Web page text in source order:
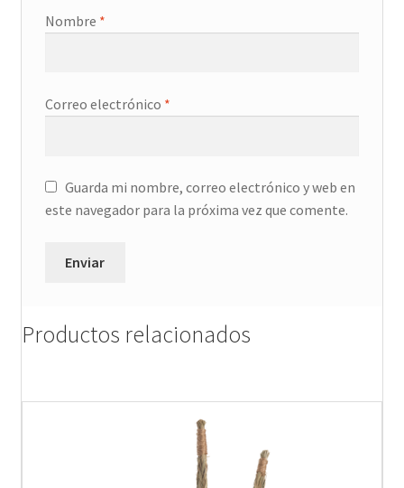
Nombre *
Correo electrónico *
Guarda mi nombre, correo electrónico y web en
este navegador para la próxima vez que comente.
Productos relacionados